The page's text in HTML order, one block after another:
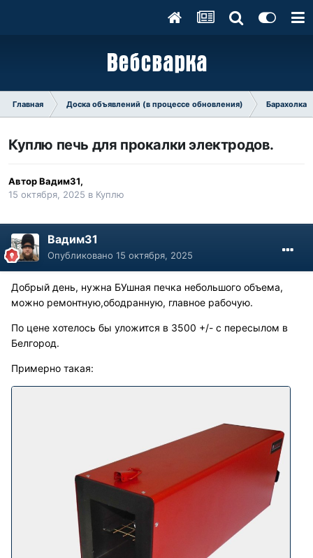
Главная Доска объявлений (в процессе обновления) Барахолка
Куплю печь для прокалки электродов.
АвторВадим31,
15 октября, 2025 в Куплю
Вадим31
Опубликовано 15 октября, 2025
Добрый день, нужна БУшная печка небольшого объема,
можно ремонтную,ободранную, главное рабочую.
По цене хотелось бы уложится в 3500 +/- с пересылом в
Белгород.
Примерно такая: